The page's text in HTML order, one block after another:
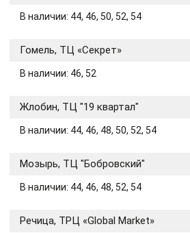
В наличии: 44, 46, 50, 52, 54
Гомель, ТЦ «Секрет»
В наличии: 46, 52
Жлобин, ТЦ "19 квартал"
В наличии: 44, 46, 48, 50, 52, 54
Мозырь, ТЦ "Бобровский"
В наличии: 44, 46, 48, 52, 54
Речица, ТРЦ «Global Market»